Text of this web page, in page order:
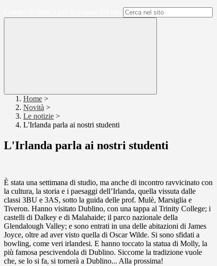
Home >
Novità >
Le notizie >
L'Irlanda parla ai nostri studenti
L'Irlanda parla ai nostri studenti
È stata una settimana di studio, ma anche di incontro ravvicinato con
la cultura, la storia e i paesaggi dell’Irlanda, quella vissuta dalle
classi 3BU e 3AS, sotto la guida delle prof. Mulè, Marsiglia e
Tiveron. Hanno visitato Dublino, con una tappa al Trinity College; i
castelli di Dalkey e di Malahaide; il parco nazionale della
Glendalough Valley; e sono entrati in una delle abitazioni di James
Joyce, oltre ad aver visto quella di Oscar Wilde. Si sono sfidati a
bowling, come veri irlandesi. E hanno toccato la statua di Molly, la
più famosa pescivendola di Dublino. Siccome la tradizione vuole
che, se lo si fa, si tornerà a Dublino... Alla prossima!